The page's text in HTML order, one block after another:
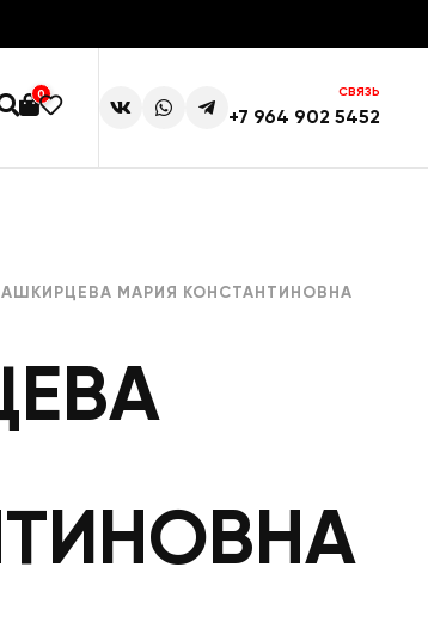
0 СВЯЗЬ
+7 964 902 5452
МАРИЯ КОНСТАНТИНОВНА